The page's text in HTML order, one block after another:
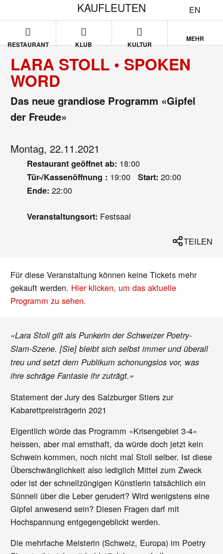
EN
KAUFLEUTEN
RESTAURANT KLUB KULTUR
MEHR
LARA STOLL • SPOKEN
WORD
Das neue grandiose Programm «Gipfel
der Freude»
Montag, 22.11.2021
Restaurant geöffnet ab: 18:00
Tür-/Kassenöffnung : 19:00 Start: 20:00
Ende: 22:00
Veranstaltungsort: Festsaal
TEILEN
Für diese Veranstaltung können keine Tickets mehr
gekauft werden. Hier klicken, um das aktuelle
Programm zu sehen.
«Lara Stoll gilt als Punkerin der Schweizer Poetry-
Slam-Szene. [Sie] bleibt sich selbst immer und überall
treu und setzt dem Publikum schonungslos vor, was
ihre schräge Fantasie ihr zuträgt.»
Statement der Jury des Salzburger Stiers zur
Kabarettpreisträgerin 2021
Eigentlich würde das Programm «Krisengebiet 3-4»
heissen, aber mal ernsthaft, da würde doch jetzt kein
Schwein kommen, noch nicht mal Stoll selber. Ist diese
Überschwänglichkeit also lediglich Mittel zum Zweck
oder ist der schnellzüngigen Künstlerin tatsächlich ein
Sünneli über die Leber gerudert? Wird wenigstens eine
Gipfel anwesend sein? Diesen Fragen darf mit
Hochspannung entgegengeblickt werden.
Die mehrfache Meisterin (Schweiz, Europa) im Poetry